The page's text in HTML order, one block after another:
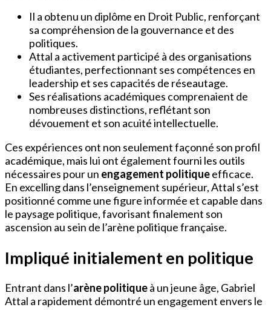
Il a obtenu un diplôme en Droit Public, renforçant
sa compréhension de la gouvernance et des
politiques.
Attal a activement participé à des organisations
étudiantes, perfectionnant ses compétences en
leadership et ses capacités de réseautage.
Ses réalisations académiques comprenaient de
nombreuses distinctions, reflétant son
dévouement et son acuité intellectuelle.
Ces expériences ont non seulement façonné son profil
académique, mais lui ont également fourni les outils
nécessaires pour un engagement politiqueefficace.
En excelling dans l’enseignement supérieur, Attal s’est
positionné comme une figure informée et capable dans
le paysage politique, favorisant finalement son
ascension au sein de l’arène politique française.
Impliqué initialement en politique
Entrant dans l’arène politiqueà un jeune âge, Gabriel
Attal a rapidement démontré un engagement envers le